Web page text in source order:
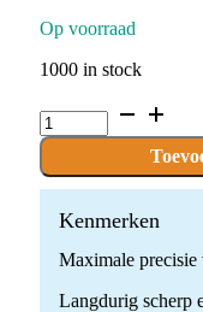
Op voorraad
1000 in stock
C.141A.010.HP
x
boren
quantity
Kenmerken
Maximale precisie
Langdurig scherp